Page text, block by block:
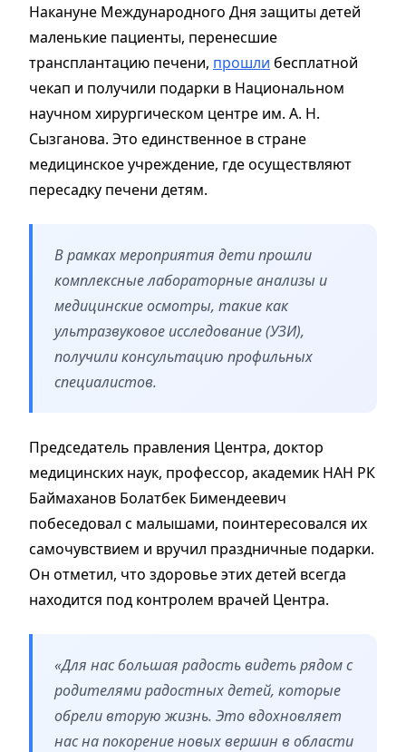
Накануне Международного Дня защиты детей
маленькие пациенты, перенесшие
трансплантацию печени, прошли бесплатной
чекап и получили подарки в Национальном
научном хирургическом центре им. А. Н.
Сызганова. Это единственное в стране
медицинское учреждение, где осуществляют
пересадку печени детям.
В рамках мероприятия дети прошли
комплексные лабораторные анализы и
медицинские осмотры, такие как
ультразвуковое исследование (УЗИ),
получили консультацию профильных
специалистов.
Председатель правления Центра, доктор
медицинских наук, профессор, академик НАН РК
Баймаханов Болатбек Бимендеевич
побеседовал с малышами, поинтересовался их
самочувствием и вручил праздничные подарки.
Он отметил, что здоровье этих детей всегда
находится под контролем врачей Центра.
«Для нас большая радость видеть рядом с
родителями радостных детей, которые
обрели вторую жизнь. Это вдохновляет
нас на покорение новых вершин в области